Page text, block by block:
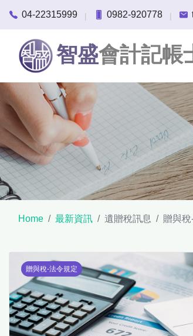
04-22315999 | 0982-920778 |
智盛會計記帳
Home 最新資訊 遺贈稅訊息 贈與
贈與稅-法令規定